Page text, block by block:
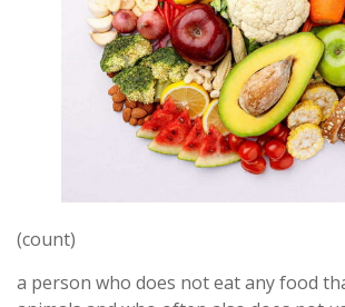
(count)
a person who does not eat any food